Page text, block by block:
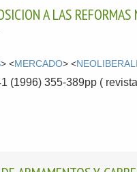
A LAS REFORMAS
> <MERCADO> <
(1996) 355-389pp (